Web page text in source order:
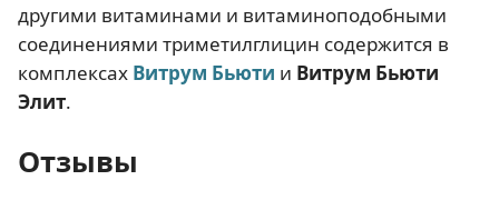
другими витаминами и витаминоподобными
соединениями триметилглицин содержится в
комплексах Витрум Бьюти и Витрум Бьюти
Элит.
Отзывы